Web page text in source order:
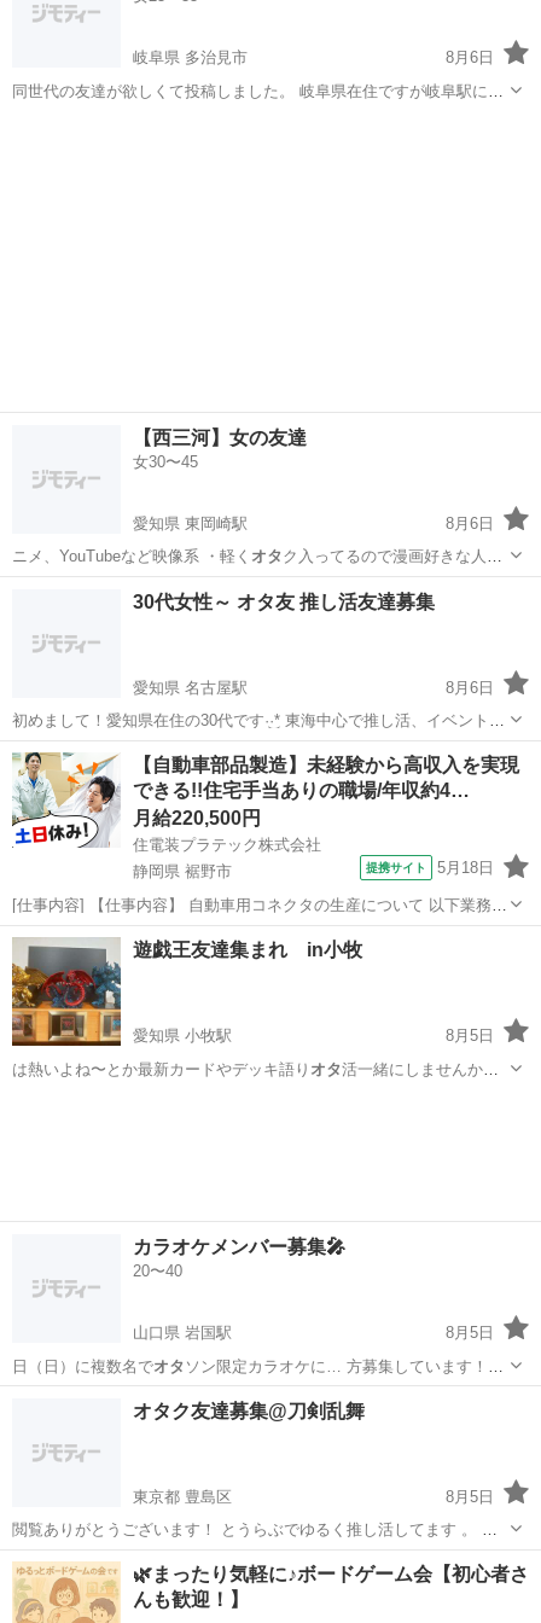
岐阜県 多治見市
8月6日
同世代の友達が欲しくて投稿しました。 岐阜県在住ですが岐阜駅に行
【西三河】女の友達
女30〜45
愛知県 東岡崎駅
8月6日
ニメ、YouTubeなど映像系 ・軽く オタ ク入ってるので漫画好きな人歓
迎 ・ミニ…
東岡崎駅 友達
30代女性～ オタ友 推し活友達募集
愛知県 名古屋駅
8月6日
初めまして！愛知県在住の30代です·͜·* 東海中心で推し活、イベント、
コラボカフェに一緒に行けるお友達が欲しく募集してみました。夢、
腐どちらも偏見なくお話出来ます( ¨̮ *) 好きなジャンル ・幽遊白書 ・
銀魂 ・ジョ...
愛知 名古屋市 名古屋駅 アニメ
【自動車部品製造】未経験から高収入を実現
できる!!住宅手当ありの職場/年収約4…
月給220,500円
住電装プラテック株式会社
静岡県 裾野市
提携サイト 5月18日
[仕事内容] 【仕事内容】 自動車用コネクタの生産について 以下業務を
ご担当いただきます。（雇入れ直後） ○製品の寸法測定、機能検査、
外観検査業務 ○その他付随作業 （業務内容の変更の範囲） 会社が定め
る範囲の業務 （...
静岡 裾野市 工場
遊戯王友達集まれ in小牧
愛知県 小牧駅
8月5日
は熱いよね〜とか最新カードやデッキ語り オタ活一緒にしませんか？
カラオケメンバー募集🎤
20〜40
山口県 岩国駅
8月5日
日（日）に複数名でオタ ソン限定カラオケに… 方募集しています！
タクの括りであればゲ…
岩国駅 カラオケ
オタク友達募集@刀剣乱舞
東京都 豊島区
8月5日
閲覧ありがとうございます！ とうらぶでゆるく推し活してます 。 当
方アラフォーですが、友達になってもいいよという審神者さんいらっ
しゃいましたら是非メッセージください！ -当方について- 30代 女性
関東在住（呼び名はメッ...
東京 豊島区 ゲーム/アプリ
🌿まったり気軽に♪ボードゲーム会【初心者さ
んも歓迎！】